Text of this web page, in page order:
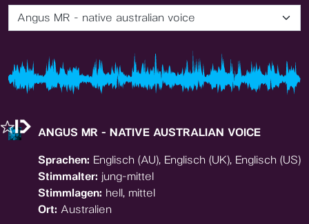
Angus MR - native australian voice
ANGUS MR - NATIVE AUSTRALIAN VOICE
Sprachen: Englisch (AU), Englisch (UK), Englisch (US)
Stimmalter: jung-mittel
Stimmlagen: hell, mittel
Ort: Australien